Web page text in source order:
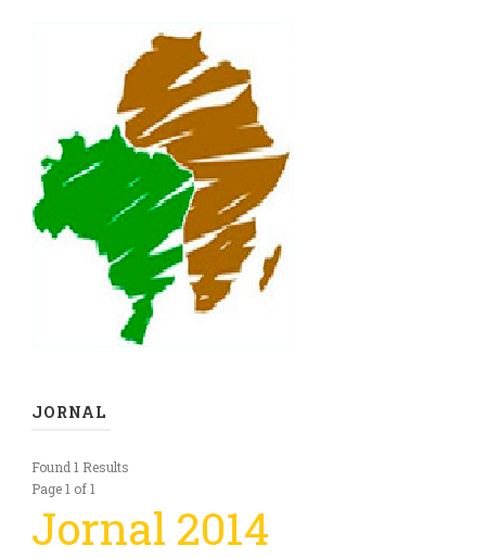
JORNAL
Found 1 Results
Page 1 of 1
Jornal 2014